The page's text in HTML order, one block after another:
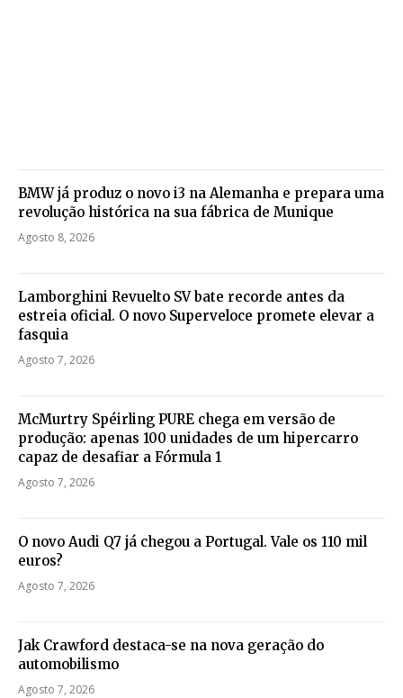
BMW já produz o novo i3 na Alemanha e prepara uma
revolução histórica na sua fábrica de Munique
Agosto 8, 2026
Lamborghini Revuelto SV bate recorde antes da
estreia oficial. O novo Superveloce promete elevar a
fasquia
Agosto 7, 2026
McMurtry Spéirling PURE chega em versão de
produção: apenas 100 unidades de um hipercarro
capaz de desafiar a Fórmula 1
Agosto 7, 2026
O novo Audi Q7 já chegou a Portugal. Vale os 110 mil
euros?
Agosto 7, 2026
Jak Crawford destaca-se na nova geração do
automobilismo
Agosto 7, 2026